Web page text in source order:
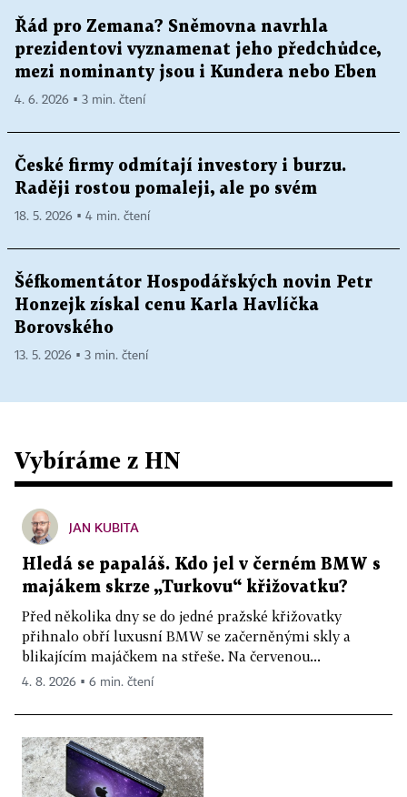
Řád pro Zemana? Sněmovna navrhla
prezidentovi vyznamenat jeho předchůdce,
mezi nominanty jsou i Kundera nebo Eben
4. 6. 2026 ▪ 3 min. čtení
České firmy odmítají investory i burzu.
Raději rostou pomaleji, ale po svém
18. 5. 2026 ▪ 4 min. čtení
Šéfkomentátor Hospodářských novin Petr
Honzejk získal cenu Karla Havlíčka
Borovského
13. 5. 2026 ▪ 3 min. čtení
Vybíráme z HN
JAN KUBITA
Hledá se papaláš. Kdo jel v černém BMW s
majákem skrze „Turkovu“ křižovatku?
Před několika dny se do jedné pražské křižovatky
přihnalo obří luxusní BMW se začerněnými skly a
blikajícím majáčkem na střeše. Na červenou...
4. 8. 2026 ▪ 6 min. čtení